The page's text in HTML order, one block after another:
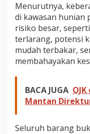
Menurutnya,
di kawasan hunian
risiko besar,
terlarang, potensi
mudah terbakar,
membahayakan
BACA JUGA
Mantan
Seluruh barang